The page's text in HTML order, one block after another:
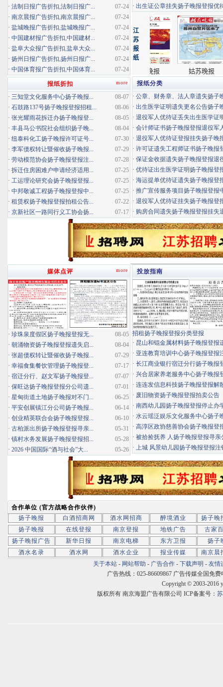
· 出生证公章挂失扬子晚报登报优
报纸分类
· 公章、财务章、法人章遗失扬子
· 出生医学证明遗失更名公告扬子
· 退役军人优待证丢失出生医学证
· 会计师证书扬子晚报登报退役军
· 退役军人优待证登报挂失扬子晚
· 许可证遗失工程师证书扬子晚报
· 保证金收据遗失扬子晚报登报退
· 优待证出生医学证明扬子晚报登
· 海运提单优待证遗失扬子晚报登
· 推广宣传服务项目扬子晚报登报
· 退役军人优待证挂失扬子晚报登
· 购房合同遗失扬子晚报登报挂失
07-24
· 法制日报广告折扣,法制日报广...
07-24
· 南京晨报广告折扣,南京晨报广...
07-24
· 盐城晚报广告折扣,盐城晚报广...
07-24
· 中国建材报广告折扣,中国建材...
07-24
· 盐阜大众报广告折扣,盐阜大众...
07-24
· 扬州日报广告折扣,扬州日报广...
07-24
· 中国体育报广告折扣,中国体育...
more
报纸折扣
08-07
· 三知堂文化服务中心扬子晚报...
08-06
· 石鼓路137号扬子晚报登报招租...
08-05
· 张光耀雨花拆迁办扬子晚报登...
08-04
· 丰县马公书院社会组织扬子晚...
07-30
· 纽泰科化工扬子晚报许可证号...
07-29
· 李军债权转让暨催收扬子晚报...
07-28
· 劳动模范协会扬子晚报登报注...
07-25
· 拆迁住房困难户申请经济适用...
07-25
· 工运理论研究会扬子晚报登报...
07-25
· 中邦敬诚工程扬子晚报登报中...
07-22
· 租赁权扬子晚报登报拍租公告...
07-17
· 京新社区一路同行义工协会扬...
投放指南
招租扬子晚报登报分类登报
· 昆山和锟金属材料扬子晚报登报
· 亚连教育培训中心扬子晚报登报
· 长江商业银行宿迁分行扬子晚报
· 兴合居家养老服务中心扬子晚报
· 连连发信息科技扬子晚报登报解
· 废旧物资扬子晚报登报拍卖公告
· 南西幼儿园扬子晚报登报停止办
· 水云瑶泛娱乐文化服务中心扬子
· 高淳区政协慈善协会扬子晚报登
· 被拾捡抚养 人扬子晚报登报寻亲
· 上城 风景幼儿园扬子晚报登报注
more
媒体点评
08-05
· 珍珠泉度假区扬子晚报登报无...
08-04
· 朝涌物资扬子晚报登报遗失启...
07-29
· 张超债权转让暨催收扬子晚报...
07-17
· 幸福食集餐饮管理扬子晚报登...
07-07
· 宿迁分行、赵文军扬子晚报登...
07-01
· 保旺达扬子晚报登报分公司遗...
06-25
· 星甸街道土地扬子晚报对不门...
06-14
· 平安创展镇江分公司扬子晚报...
06-10
· 创业精英联合会扬子晚报登报...
05-31
· 古柏派出所扬子晚报登报寻亲...
05-28
· 镇村水务发展扬子晚报登报招...
05-26
· 2026 中国国际“酒与社会”大...
合作单位 (官方战略合作伙伴)
扬子晚报
白酒招商网 酒水网招商 醉境酒业
扬子晚
扬子晚报
在线登报 南京登报 地铁广告
古家
扬子晚报广告
新华日报 南京电梯 东方卫报
扬子
酒水名录
酒水网 酒水企业 报业传媒
南京晨
关于本站 - 网站帮助 - 广告合作 - 下载声明 - 友情
广告热线：025-86609867 广告传媒全国免费
Copyright © 2003-2016
版权所有 南京海盟广告有限公司 ICP备案号：